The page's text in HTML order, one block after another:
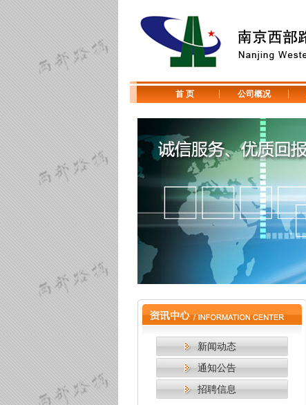
首 页 公司概况
新闻动态
通知公告
招聘信息